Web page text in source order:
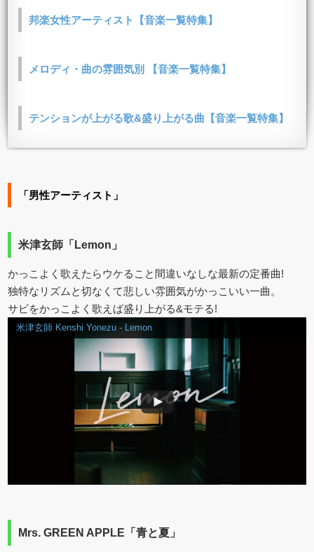
邦楽女性アーティスト【音楽一覧特集】
メロディ・曲の雰囲気別 【音楽一覧特集】
テンションが上がる歌&盛り上がる曲【音楽一覧特集】
「男性アーティスト」
米津玄師「Lemon」
かっこよく歌えたらウケること間違いなしな最新の定番曲!
独特なリズムと切なくて悲しい雰囲気がかっこいい一曲。
サビをかっこよく歌えば盛り上がる&モテる!
米津玄師 Kenshi Yonezu - Lemon
Mrs. GREEN APPLE「青と夏」